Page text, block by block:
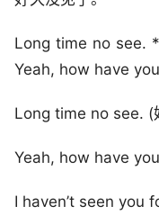
Long time no see.
Yeah, how have
Long time no see. (
Yeah, how have
I haven’t seen you